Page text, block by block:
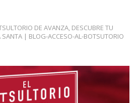
DE AVANZA, DESCUBRE TU
SANTA | BLOG-ACCESO-AL-BOTSUTORIO